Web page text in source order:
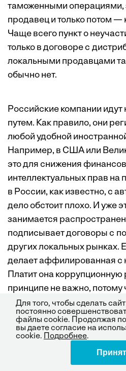
таможенными операциями,
продавец и только потом —
Чаще всего пункт о
только в договоре с
локальными продавцами
обычно нет.
Российские компании идут
путем. Как правило, они
любой удобной
Например, в США или
это для снижения
интеллектуальных прав на
в России, как известно, с
дело обстоит плохо. И уже
занимается
подписывает договоры с
других локальных рынках.
делает аффилированная с
Платит она коррупционную
принципе не важно, потому
взаимных обязательств в
Поэтому в принципе я бы
Усиевичу брать пример с
и продавать программное
через иностранные
Для того, чтобы сделать
постоянно
файлы cookie. Продолжая
вы даете согласие на
cookie.
Подробнее.